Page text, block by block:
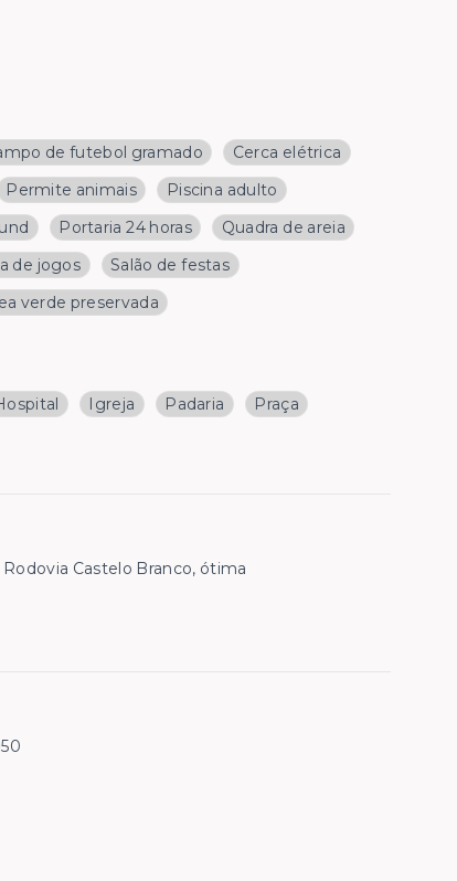
de futebol gramado
Cerca elétrica
Permite animais
Piscina adulto
Portaria 24 horas
Quadra de areia
de jogos
Salão de festas
verde preservada
Igreja Padaria
Praça
Castelo Branco, ótima